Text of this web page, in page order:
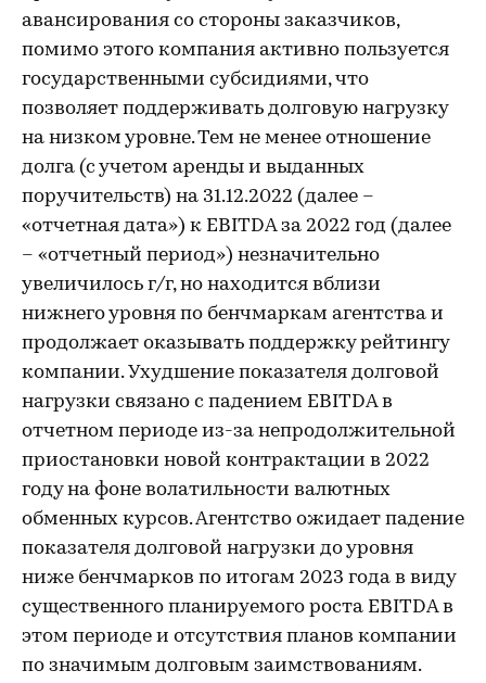
авансирования со стороны заказчиков,
помимо этого компания активно пользуется
государственными субсидиями, что
позволяет поддерживать долговую нагрузку
на низком уровне. Тем не менее отношение
долга (с учетом аренды и выданных
поручительств) на 31.12.2022 (далее –
«отчетная дата») к EBITDA за 2022 год (далее
– «отчетный период») незначительно
увеличилось г/г, но находится вблизи
нижнего уровня по бенчмаркам агентства и
продолжает оказывать поддержку рейтингу
компании. Ухудшение показателя долговой
нагрузки связано с падением EBITDA в
отчетном периоде из-за непродолжительной
приостановки новой контрактации в 2022
году на фоне волатильности валютных
обменных курсов. Агентство ожидает падение
показателя долговой нагрузки до уровня
ниже бенчмарков по итогам 2023 года в виду
существенного планируемого роста EBITDA в
этом периоде и отсутствия планов компании
по значимым долговым заимствованиям.